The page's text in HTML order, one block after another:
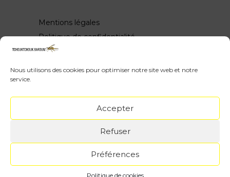
Nous utilisons des cookies pour optimiser notre site web et notre
service.
Accepter
Refuser
Préférences
Politique de cookies
Mentions légales
Politique de confidentialité
Wow, vous avez scrollé jusquen bas ♥
Rédaction, SEO & Dessins : Tchouktchouk /
Icônes : Freepik ♣
d'auteur, contactez moi avant toute